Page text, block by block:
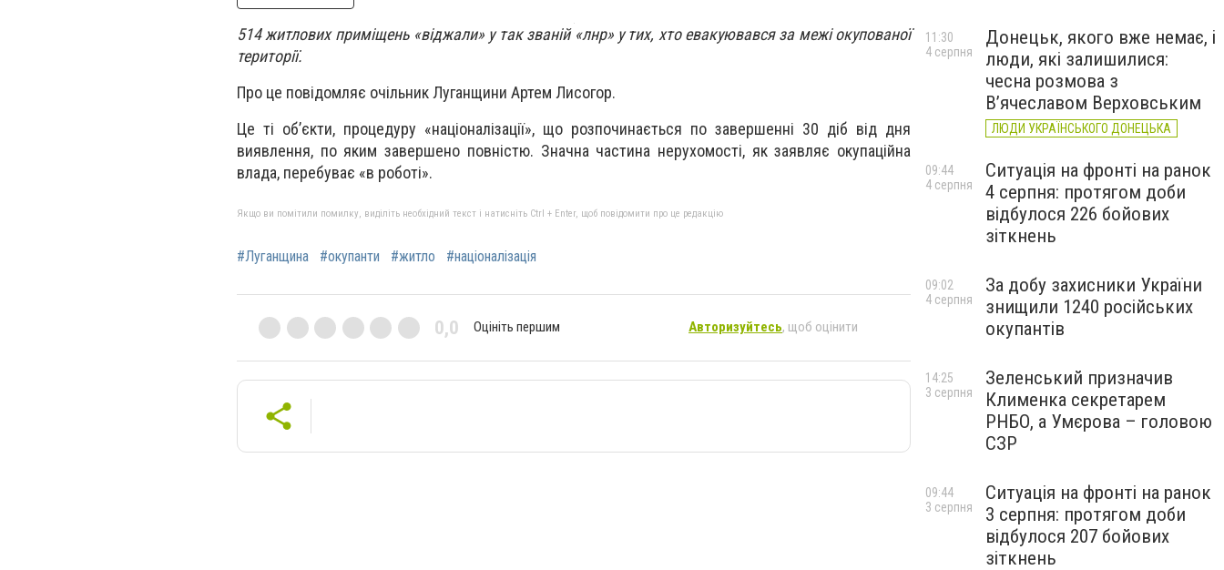
514 житлових приміщень «віджали» у так званій «лнр» у тих, хто евакуювався за межі окупованої
території.
Про це повідомляє очільник Луганщини Артем Лисогор.
Це ті об’єкти, процедуру «націоналізації», що розпочинається по завершенні 30 діб від дня
виявлення, по яким завершено повністю. Значна частина нерухомості, як заявляє окупаційна
влада, перебуває «в роботі».
Якщо ви помітили помилку, виділіть необхідний текст і натисніть Ctrl + Enter, щоб повідомити про це редакцію
#Луганщина #окупанти #житло #націоналізація
0,0 Оцініть першим Авторизуйтесь, щоб оцінити
Донецьк, якого вже немає, і
люди, які залишилися:
чесна розмова з
В’ячеславом Верховським
ЛЮДИ УКРАЇНСЬКОГО ДОНЕЦЬКА
11:30
4 серпня
Ситуація на фронті на ранок
4 серпня: протягом доби
відбулося 226 бойових
зіткнень
09:44
4 серпня
За добу захисники України
знищили 1240 російських
окупантів
09:02
4 серпня
Зеленський призначив
Клименка секретарем
РНБО, а Умєрова – головою
СЗР
14:25
3 серпня
Ситуація на фронті на ранок
3 серпня: протягом доби
відбулося 207 бойових
зіткнень
09:44
3 серпня